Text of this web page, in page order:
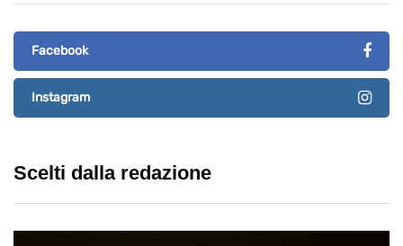
Facebook
Instagram
Scelti dalla redazione